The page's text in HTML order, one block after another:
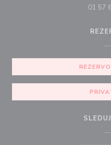
01 57